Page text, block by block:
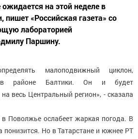
на этой неделе в
пишет «Российская газета» со
лабораторией
Паршину.
малоподвижный циклон,
в районе Балтики. Он и будет
весь Центральный регион», - сказала
Поволжье ослабеет жаркая погода. В
понизится. Но в Татарстане и южнее РТ